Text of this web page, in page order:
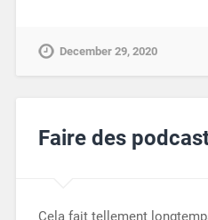
December 29, 2020
Faire des
Cela fait tellement